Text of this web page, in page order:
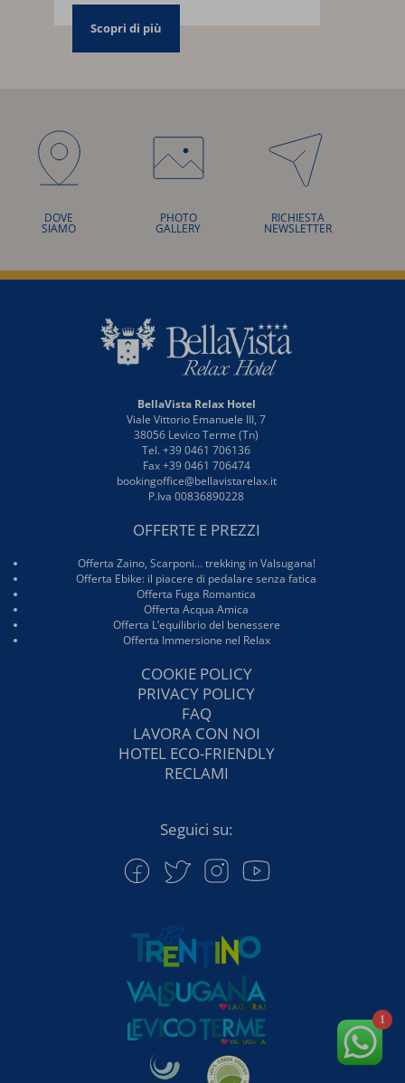
Scopri di più
DOVE
SIAMO
PHOTO
GALLERY
RICHIESTA
NEWSLETTER
BellaVista Relax Hotel
Viale Vittorio Emanuele III, 7
38056 Levico Terme (Tn)
Tel. +39 0461 706136
Fax +39 0461 706474
bookingoffice@bellavistarelax.it
P.Iva 00836890228
OFFERTE E PREZZI
Offerta Zaino, Scarponi… trekking in Valsugana!
Offerta Ebike: il piacere di pedalare senza fatica
Offerta Fuga Romantica
Offerta Acqua Amica
Offerta L’equilibrio del benessere
Offerta Immersione nel Relax
COOKIE POLICY
PRIVACY POLICY
FAQ
LAVORA CON NOI
HOTEL ECO-FRIENDLY
RECLAMI
Seguici su:
1